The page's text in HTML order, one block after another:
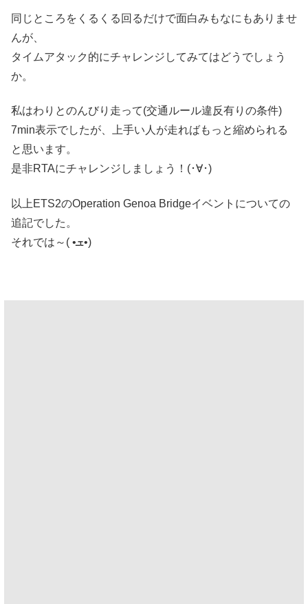
同じところをくるくる回るだけで面白みもなにもありませ
んが、
タイムアタック的にチャレンジしてみてはどうでしょう
か。
私はわりとのんびり走って(交通ルール違反有りの条件)
7min表示でしたが、上手い人が走ればもっと縮められる
と思います。
是非RTAにチャレンジしましょう！(･∀･)
以上ETS2のOperation Genoa Bridgeイベントについての
追記でした。
それでは～( •ܫ•)